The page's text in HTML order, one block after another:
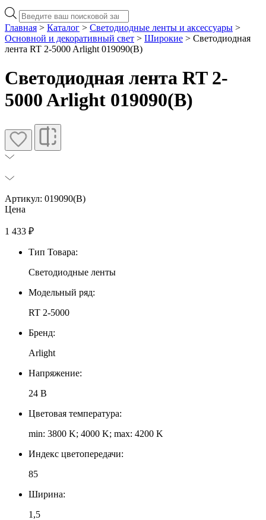
Поиск
товаров
Главная > Каталог > Светодиодные ленты и аксессуары >
Основной и декоративный свет > Широкие > Светодиодная
лента RT 2-5000 Arlight 019090(B)
Светодиодная лента RT 2-
5000 Arlight 019090(B)
Артикул: 019090(B)
Цена
1 433 ₽
Тип Товара:
Светодиодные ленты
Модельный ряд:
RT 2-5000
Бренд:
Arlight
Напряжение:
24 В
Цветовая температура:
min: 3800 K; 4000 K; max: 4200 K
Индекс цветопередачи:
85
Ширина:
1,5